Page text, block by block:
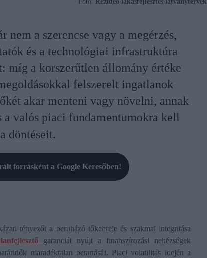
a szerencse vagy a megérzés,
és a technológiai infrastruktúra
míg a korszerűtlen állomány értéke
felszerelt ingatlanok
akar menteni vagy növelni, annak
a valós piaci fundamentumokra kell
döntéseit.
forrásként a Google Keresőben!
tényezőt a beruházó tőkeereje és szakmai integritása
garanciát nyújt a finanszírozási nehézségek
maradéktalan betartását. Piaci volatilitás idején a